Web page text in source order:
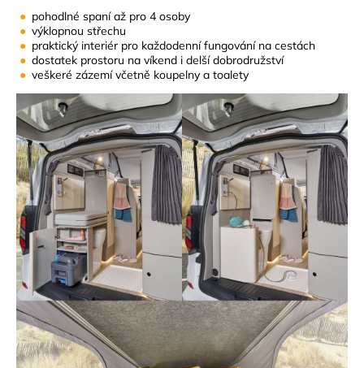
pohodlné spaní až pro 4 osoby
výklopnou střechu
praktický interiér pro každodenní fungování na cestách
dostatek prostoru na víkend i delší dobrodružství
veškeré zázemí včetně koupelny a toalety